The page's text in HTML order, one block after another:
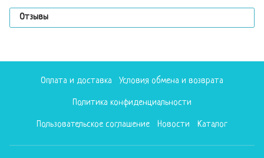
Отзывы
Оплата и доставка Условия обмена и возврата
Политика конфиденциальности
Пользовательское соглашение Новости Каталог